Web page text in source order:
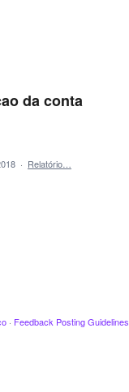
da conta
· Relatório…
· Feedback Posting Guidelines